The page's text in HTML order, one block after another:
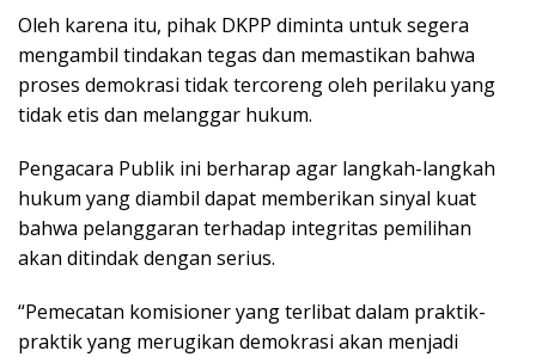
Oleh karena itu, pihak DKPP diminta untuk segera
mengambil tindakan tegas dan memastikan bahwa
proses demokrasi tidak tercoreng oleh perilaku yang
tidak etis dan melanggar hukum.
Pengacara Publik ini berharap agar langkah-langkah
hukum yang diambil dapat memberikan sinyal kuat
bahwa pelanggaran terhadap integritas pemilihan
akan ditindak dengan serius.
“Pemecatan komisioner yang terlibat dalam praktik-
praktik yang merugikan demokrasi akan menjadi